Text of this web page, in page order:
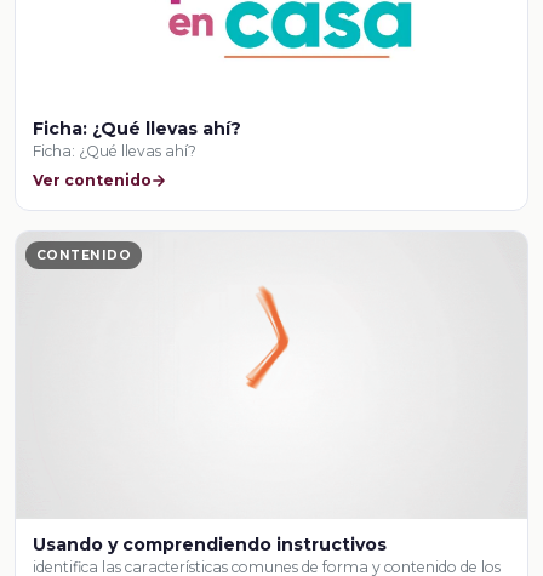
Ficha: ¿Qué llevas ahí?
Ficha: ¿Qué llevas ahí?
Ver contenido
CONTENIDO
Usando y comprendiendo instructivos
identifica las características comunes de forma y contenido de los